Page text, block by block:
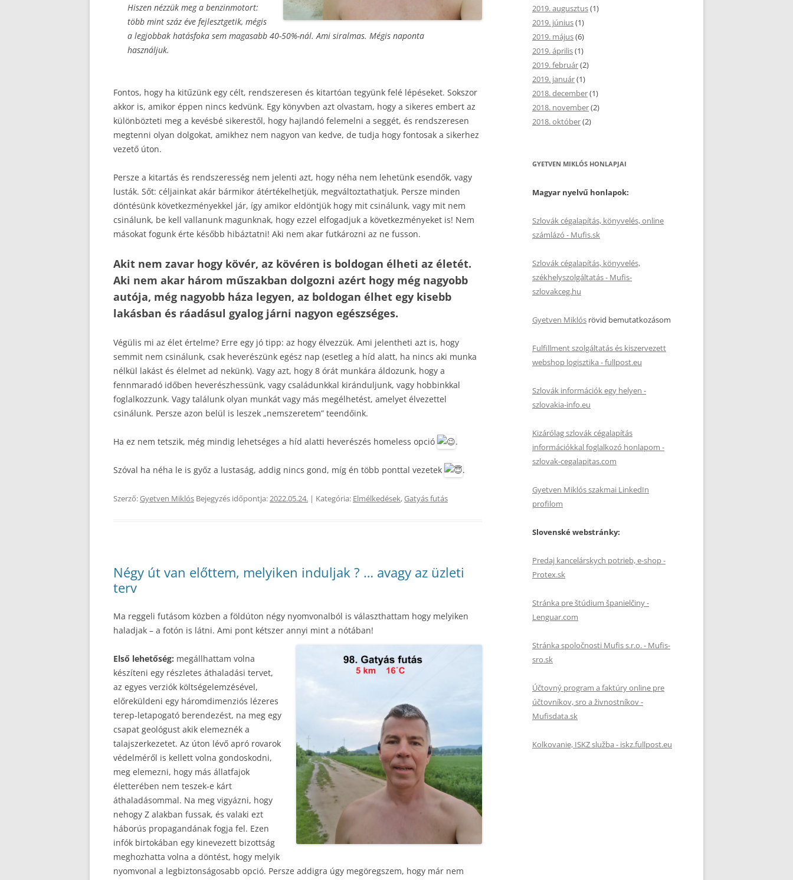
Hiszen nézzük meg a benzinmotort:
több mint száz éve fejlesztgetik, mégis
a legjobbak hatásfoka sem magasabb 40-50%-nál. Ami siralmas. Mégis naponta
használjuk.
Fontos, hogy ha kitűzünk egy célt, rendszeresen és kitartóan tegyünk felé lépéseket. Sokszor
akkor is, amikor éppen nincs kedvünk. Egy könyvben azt olvastam, hogy a sikeres embert az
különbözteti meg a kevésbé sikerestől, hogy hajlandó felemelni a seggét, és rendszeresen
megtenni olyan dolgokat, amikhez nem nagyon van kedve, de tudja hogy fontosak a sikerhez
vezető úton.
Persze a kitartás és rendszeresség nem jelenti azt, hogy néha nem lehetünk esendők, vagy
lusták. Sőt: céljainkat akár bármikor átértékelhetjük, megváltoztathatjuk. Persze minden
döntésünk következményekkel jár, így amikor eldöntjük hogy mit csinálunk, vagy mit nem
csinálunk, be kell vallanunk magunknak, hogy ezzel elfogadjuk a következményeket is! Nem
másokat fogunk érte később hibáztatni! Aki nem akar futkározni az ne fusson.
Akit nem zavar hogy kövér, az kövéren is boldogan élheti az életét.
Aki nem akar három műszakban dolgozni azért hogy még nagyobb
autója, még nagyobb háza legyen, az boldogan élhet egy kisebb
lakásban és ráadásul gyalog járni nagyon egészséges.
Végülis mi az élet értelme? Erre egy jó tipp: az hogy élvezzük. Ami jelentheti azt is, hogy
semmit nem csinálunk, csak heverészünk egész nap (esetleg a híd alatt, ha nincs aki munka
nélkül lakást és élelmet ad nekünk). Vagy azt, hogy 8 órát munkára áldozunk, hogy a
fennmaradó időben heverészhessünk, vagy családunkkal kiránduljunk, vagy hobbinkkal
foglalkozzunk. Vagy találunk olyan munkát vagy más megélhetést, amelyet élvezettel
csinálunk. Persze azon belül is leszek „nemszeretem” teendőink.
Ha ez nem tetszik, még mindig lehetséges a híd alatti heverészés homeless opció .
Szóval ha néha le is győz a lustaság, addig nincs gond, míg én több ponttal vezetek .
Szerző:Gyetven Miklós Bejegyzés időpontja:2022.05.24. | Kategória: Elmélkedések,Gatyás futás
Négy út van előttem, melyiken induljak ? … avagy az üzleti
terv
Ma reggeli futásom közben a földúton négy nyomvonalból is választhattam hogy melyiken
haladjak – a fotón is látni. Ami pont kétszer annyi mint a nótában!
Első lehetőség: megállhattam volna
készíteni egy részletes áthaladási tervet,
az egyes verziók költségelemzésével,
előreküldeni egy háromdimenziós lézeres
terep-letapogató berendezést, na meg egy
csapat geológust akik elemeznék a
talajszerkezetet. Az úton lévő apró rovarok
védelméről is kellett volna gondoskodni,
meg elemezni, hogy más állatfajok
életterében nem teszek-e kárt
áthaladásommal. Na meg vigyázni, hogy
nehogy Z alakban fussak, és valaki ezt
háborús propagandának fogja fel. Ezen
infók birtokában egy kinevezett bizottság
meghozhatta volna a döntést, hogy melyik
nyomvonal a legbiztonságosabb opció. Persze addigra úgy megöregszem, hogy már nem
2019. augusztus(1)
2019. június(1)
2019. május(6)
2019. április(1)
2019. február(2)
2019. január(1)
2018. december(1)
2018. november(2)
2018. október(2)
GYETVEN MIKLÓS HONLAPJAI
Magyar nyelvű honlapok:
Szlovák cégalapítás, könyvelés, online
számlázó - Mufis.sk
Szlovák cégalapítás, könyvelés,
székhelyszolgáltatás - Mufis-
szlovakceg.hu
Gyetven Miklós rövid bemutatkozásom
Fulfillment szolgáltatás és kiszervezett
webshop logisztika - fullpost.eu
Szlovák információk egy helyen -
szlovakia-info.eu
Kizárólag szlovák cégalapítás
információkkal foglalkozó honlapom -
szlovak-cegalapitas.com
Gyetven Miklós szakmai LinkedIn
profilom
Slovenské webstránky:
Predaj kancelárskych potrieb, e-shop -
Protex.sk
Stránka pre štúdium španielčiny -
Lenguar.com
Stránka spoločnosti Mufis s.r.o. - Mufis-
sro.sk
Účtovný program a faktúry online pre
účtovníkov, sro a živnostníkov -
Mufisdata.sk
Kolkovanie, ISKZ služba - iskz.fullpost.eu